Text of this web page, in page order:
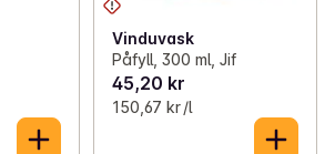
Vinduvask
Påfyll, 300 ml, Jif
45,20 kr
150,67 kr /l